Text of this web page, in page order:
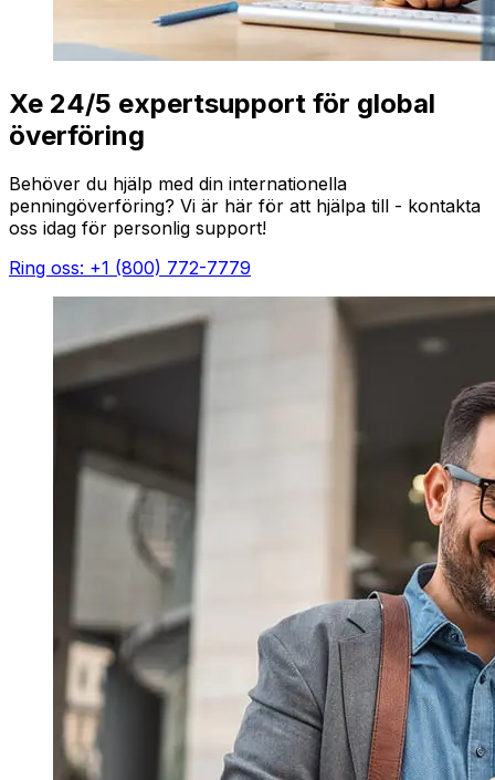
Xe 24/5 expertsupport för global
överföring
Behöver du hjälp med din internationella
penningöverföring? Vi är här för att hjälpa till - kontakta
oss idag för personlig support!
Ring oss: +1 (800) 772-7779